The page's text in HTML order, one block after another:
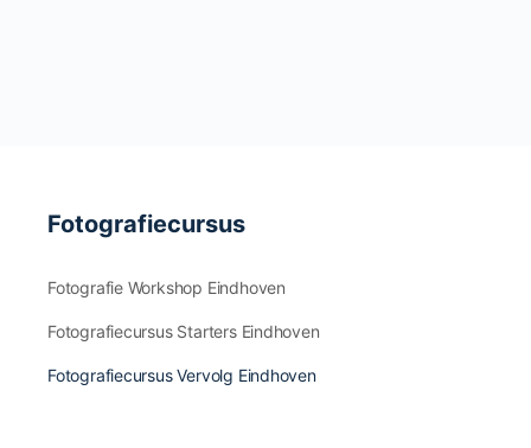
Fotografiecursus
Fotografie Workshop Eindhoven
Fotografiecursus Starters Eindhoven
Fotografiecursus Vervolg Eindhoven